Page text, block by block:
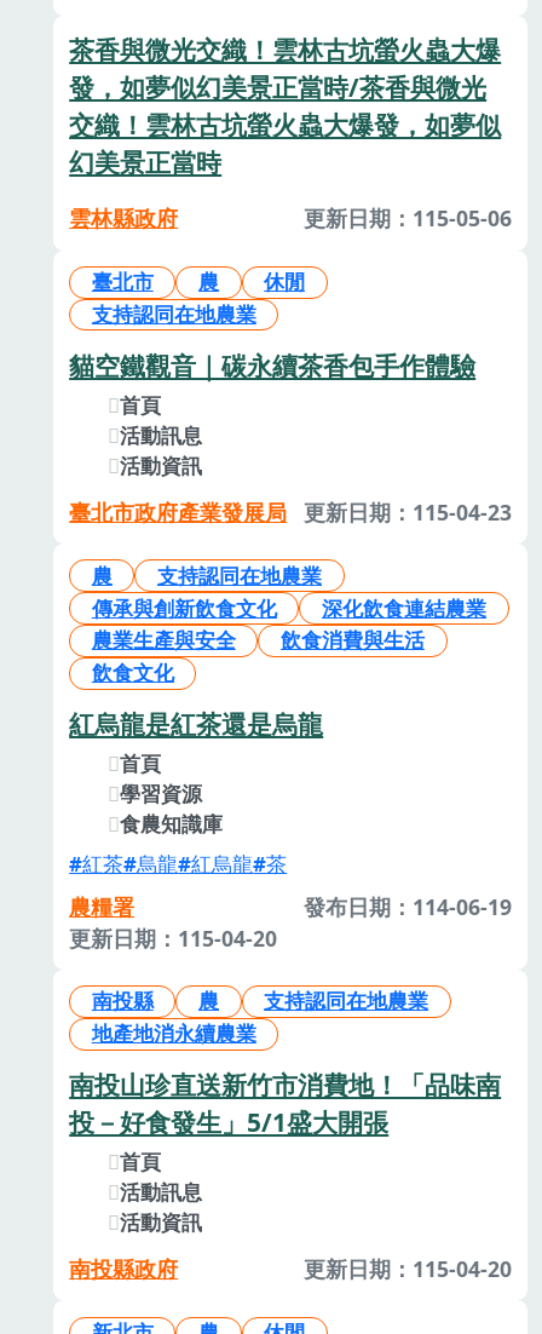
茶香與微光交織！雲林古坑螢火蟲大爆
發，如夢似幻美景正當時/茶香與微光
交織！雲林古坑螢火蟲大爆發，如夢似
幻美景正當時
雲林縣政府 更新日期：115-05-06
臺北市 農
休閒
支持認同在地農業
貓空鐵觀音｜碳永續茶香包手作體驗
首頁
活動訊息
活動資訊
臺北市政府產業發展局 更新日期：115-04-23
農
支持認同在地農業
傳承與創新飲食文化
深化飲食連結農業
農業生產與安全
飲食消費與生活
飲食文化
紅烏龍是紅茶還是烏龍
首頁
學習資源
食農知識庫
紅茶 烏龍 紅烏龍 茶
農糧署
發布日期：114-06-19
更新日期：115-04-20
南投縣 農
支持認同在地農業
地產地消永續農業
南投山珍直送新竹市消費地！「品味南
投－好食發生」5/1盛大開張
首頁
活動訊息
活動資訊
南投縣政府 更新日期：115-04-20